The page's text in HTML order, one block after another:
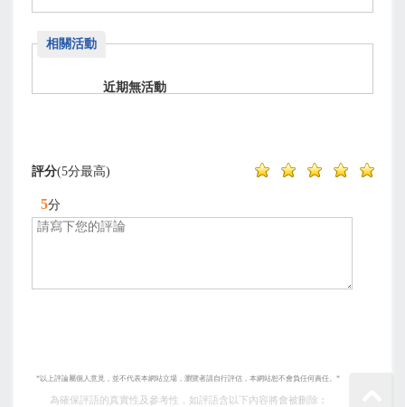
相關活動
近期無活動
評分(5分最高)
5分
*以上評論屬個人意見，並不代表本網站立場，瀏覽者請自行評估，本網站恕不會負任何責任。*
為確保評語的真實性及參考性，如評語含以下內容將會被刪除︰